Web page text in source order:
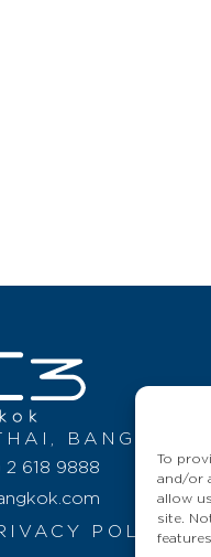
To
and/or
allow
site.
BANGKOK
618 9888
POLICY